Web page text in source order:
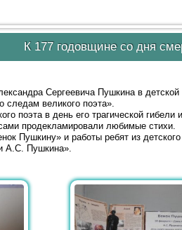
К 177 годовщине со дня
Сергеевича Пушкина в
следам великого поэта».
поэта в день его трагической
продекламировали любимые стихи.
Пушкину» и работы ребят из
А.С. Пушкина».